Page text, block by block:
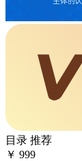
目录 推荐
￥ 999